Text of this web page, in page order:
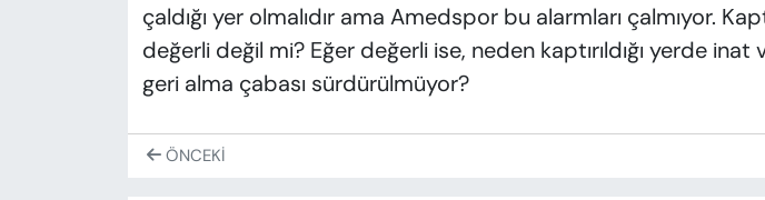
çaldığı yer olmalıdır ama Amedspor bu alarmları çalmıyor.
değerli değil mi? Eğer değerli ise, neden kaptırıldığı yerde inat
geri alma çabası sürdürülmüyor?
ÖNCEKI